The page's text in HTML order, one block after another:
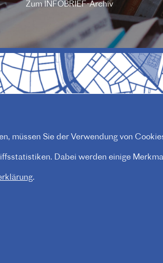
Zum INFOBRIEF-Archiv
müssen Sie der Verwendung von
Dabei werden einige
.